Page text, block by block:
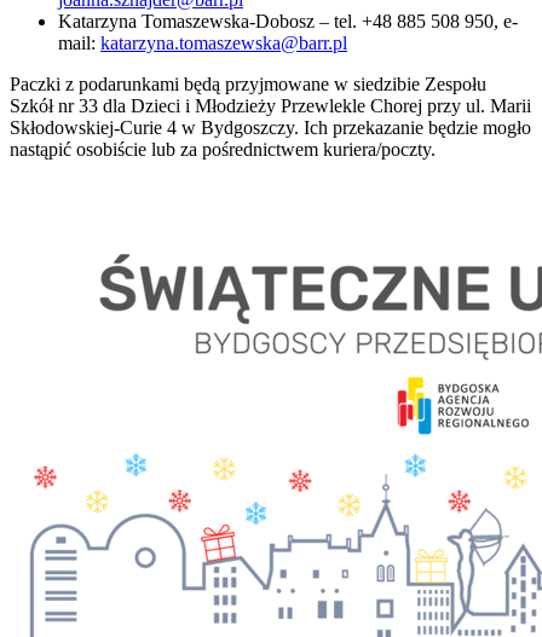
Katarzyna Tomaszewska-Dobosz – tel. +48 885 508 950, e-
mail: katarzyna.tomaszewska@barr.pl
Paczki z podarunkami będą przyjmowane w siedzibie Zespołu
Szkół nr 33 dla Dzieci i Młodzieży Przewlekle Chorej przy ul. Marii
Skłodowskiej-Curie 4 w Bydgoszczy. Ich przekazanie będzie mogło
nastąpić osobiście lub za pośrednictwem kuriera/poczty.